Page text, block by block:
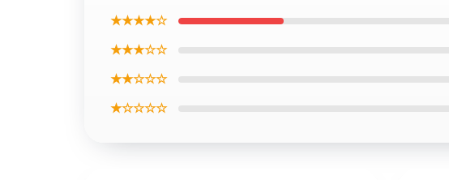
★★★★☆
★★★☆☆
★★☆☆☆
★☆☆☆☆